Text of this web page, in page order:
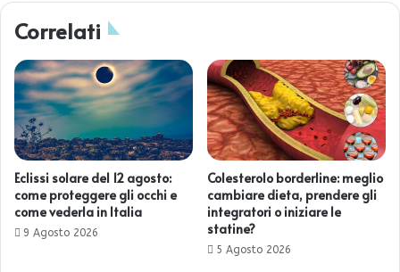
Correlati
Eclissi solare del 12 agosto:
come proteggere gli occhi e
come vederla in Italia
9 Agosto 2026
Colesterolo borderline: meglio
cambiare dieta, prendere gli
integratori o iniziare le
statine?
5 Agosto 2026